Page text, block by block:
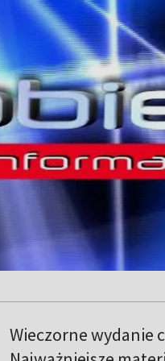
Wieczorne wydanie